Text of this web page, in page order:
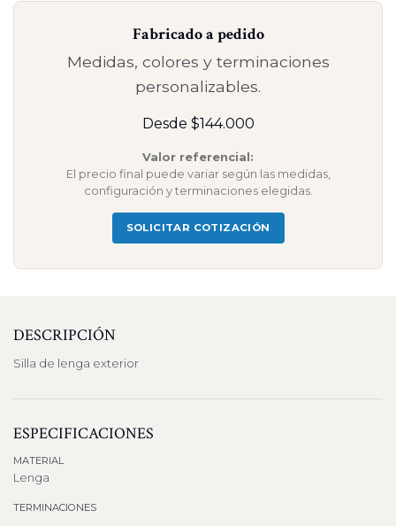
Fabricado a pedido
Medidas, colores y terminaciones
personalizables.
Desde $144.000
Valor referencial:
El precio final puede variar según las medidas,
configuración y terminaciones elegidas.
SOLICITAR COTIZACIÓN
DESCRIPCIÓN
Silla de lenga exterior
ESPECIFICACIONES
MATERIAL
Lenga
TERMINACIONES